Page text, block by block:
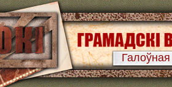
Галоўная